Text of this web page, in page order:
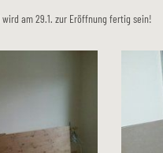
am 29.1. zur Eröffnung fertig sein!